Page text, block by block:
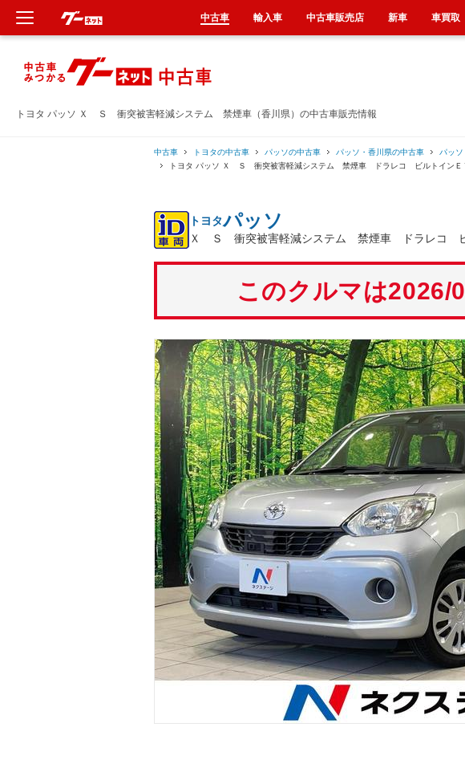
トヨタ パッソ Ｘ Ｓ 衝突被害軽減システム 禁煙車（香川県）の中古車販売情報
中古車 トヨタの中古車 パッソの中古車 パッソ・香川県の中古車
パッ
トヨタ パッソ Ｘ Ｓ 衝突被害軽減システム 禁煙車 ドラレコ ビルトイン
トヨタパッソ
Ｘ Ｓ 衝突被害軽減システム 禁煙車 ドラレコ ビ
このクルマは2026/
中古車 輸入車 中古車販売店 新車 車買取
新車
中古車